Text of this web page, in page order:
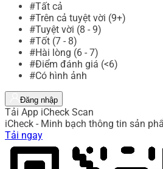
#Tất cả
#Trên cả tuyệt vời (9+)
#Tuyệt vời (8 - 9)
#Tốt (7 - 8)
#Hài lòng (6 - 7)
#Điểm đánh giá (<6)
#Có hình ảnh
Đăng nhập
Tải App iCheck Scan
iCheck - Minh bạch thông tin sản
Tải ngay